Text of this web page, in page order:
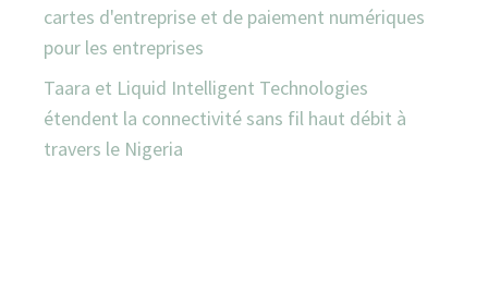
cartes d'entreprise et de paiement numériques
pour les entreprises
Taara et Liquid Intelligent Technologies
étendent la connectivité sans fil haut débit à
travers le Nigeria